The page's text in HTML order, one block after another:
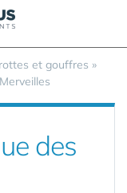
et gouffres »
des